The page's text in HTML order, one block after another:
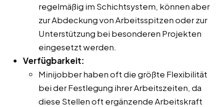
regelmäßig im Schichtsystem, können aber
zur Abdeckung von Arbeitsspitzen oder zur
Unterstützung bei besonderen Projekten
eingesetzt werden.
Verfügbarkeit:
Minijobber haben oft die größte Flexibilität
bei der Festlegung ihrer Arbeitszeiten, da
diese Stellen oft ergänzende Arbeitskraft